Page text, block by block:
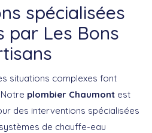
spécialisées
par Les Bons
situations complexes font
plombier Chaumont est
des interventions spécialisées
de chauffe-eau